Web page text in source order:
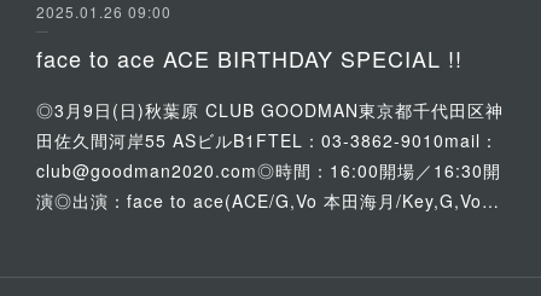
2025.01.26 09:00
face to ace ACE BIRTHDAY SPECIAL !!
◎3月9日(日)秋葉原 CLUB GOODMAN東京都千代田区神
田佐久間河岸55 ASビルB1FTEL：03-3862-9010mail：
club@goodman2020.com◎時間：16:00開場／16:30開
演◎出演：face to ace(ACE/G,Vo 本田海月/Key,G,Vo…